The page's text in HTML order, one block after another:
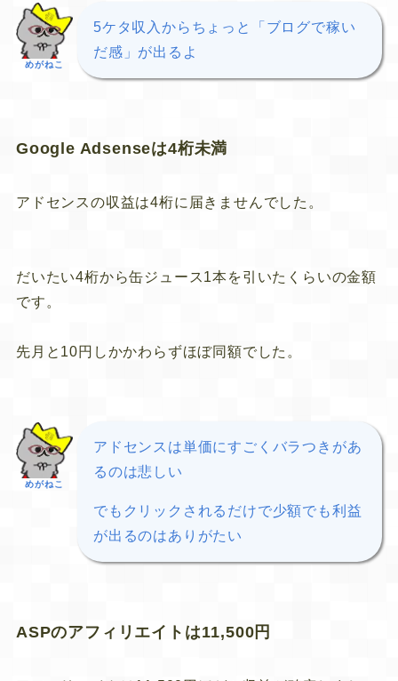
めがねこ
5ケタ収入からちょっと「ブログで稼い
だ感」が出るよ
Google Adsenseは4桁未満
アドセンスの収益は4桁に届きませんでした。
だいたい4桁から缶ジュース1本を引いたくらいの金額
です。
先月と10円しかかわらずほぼ同額でした。
めがねこ
アドセンスは単価にすごくバラつきがあ
るのは悲しい
でもクリックされるだけで少額でも利益
が出るのはありがたい
ASPのアフィリエイトは11,500円